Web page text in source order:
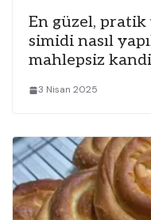
En güzel,
simidi nasıl
mahlepsiz
3 Nisan 2025